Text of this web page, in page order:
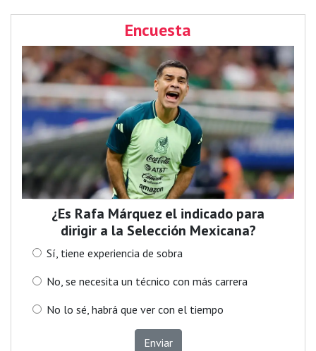
Encuesta
¿Es Rafa Márquez el indicado para
dirigir a la Selección Mexicana?
Sí, tiene experiencia de sobra
No, se necesita un técnico con más carrera
No lo sé, habrá que ver con el tiempo
Enviar